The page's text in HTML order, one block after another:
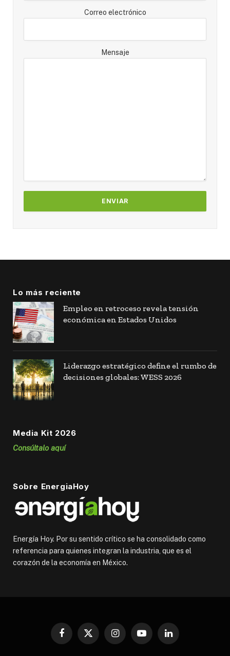
Correo electrónico
Mensaje
Lo más reciente
Empleo en retroceso revela tensión
económica en Estados Unidos
Liderazgo estratégico define el rumbo de
decisiones globales: WESS 2026
Media Kit 2026
Consúltalo aquí
Sobre EnergiaHoy
Energía Hoy. Por su sentido crítico se ha consolidado como
referencia para quienes integran la industria, que es el
corazón de la economía en México.
Facebook
X
InstagramYouTubeLinkedIn